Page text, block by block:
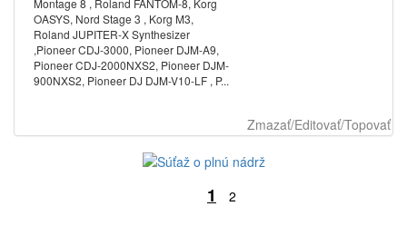
Montage 8 , Roland FANTOM-8, Korg
OASYS, Nord Stage 3 , Korg M3,
Roland JUPITER-X Synthesizer
,Pioneer CDJ-3000, Pioneer DJM-A9,
Pioneer CDJ-2000NXS2, Pioneer DJM-
900NXS2, Pioneer DJ DJM-V10-LF , P...
Zmazať/Editovať/Topovať
1 2